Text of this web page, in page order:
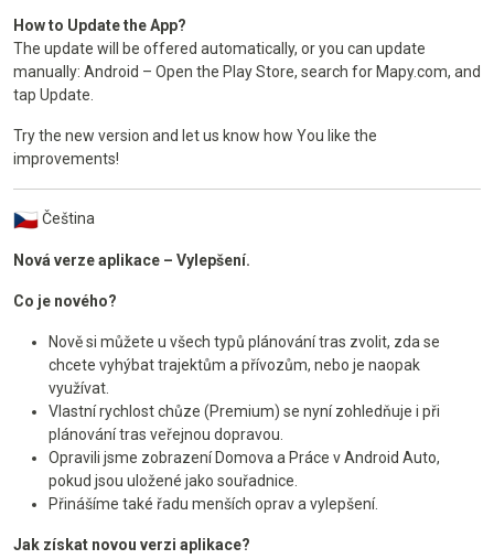
How to Update the App?
The update will be offered automatically, or you can update
manually: Android – Open the Play Store, search for Mapy.com, and
tap Update.
Try the new version and let us know how You like the
improvements!
Čeština
Nová verze aplikace – Vylepšení.
Co je nového?
Nově si můžete u všech typů plánování tras zvolit, zda se
chcete vyhýbat trajektům a přívozům, nebo je naopak
využívat.
Vlastní rychlost chůze (Premium) se nyní zohledňuje i při
plánování tras veřejnou dopravou.
Opravili jsme zobrazení Domova a Práce v Android Auto,
pokud jsou uložené jako souřadnice.
Přinášíme také řadu menších oprav a vylepšení.
Jak získat novou verzi aplikace?